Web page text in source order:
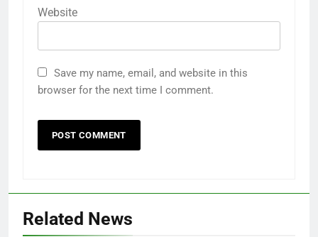
Website
Save my name, email, and website in this
browser for the next time I comment.
Related News